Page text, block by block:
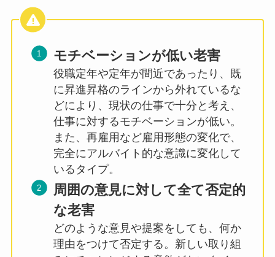
モチベーションが低い老害
役職定年や定年が間近であったり、既
に昇進昇格のラインから外れているな
どにより、現状の仕事で十分と考え、
仕事に対するモチベーションが低い。
また、再雇用など雇用形態の変化で、
完全にアルバイト的な意識に変化して
いるタイプ。
周囲の意見に対して全て否定的
な老害
どのような意見や提案をしても、何か
理由をつけて否定する。新しい取り組